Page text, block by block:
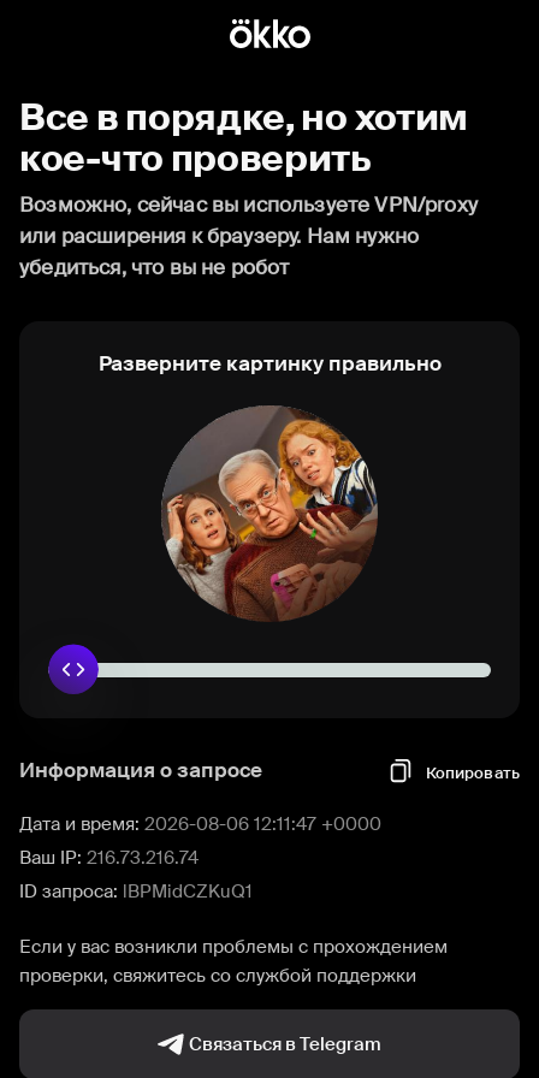
Все в порядке, но хотим
кое-что проверить
Возможно, сейчас вы используете VPN/proxy
или расширения к браузеру. Нам нужно
убедиться, что вы не робот
Разверните картинку правильно
Информация о запросе Копировать
Дата и время: 2026-08-06 12:11:47 +0000
Ваш IP: 216.73.216.74
ID запроса: lBPMidCZKuQ1
Если у вас возникли проблемы с прохождением
проверки, свяжитесь со службой поддержки
Связаться в Telegram